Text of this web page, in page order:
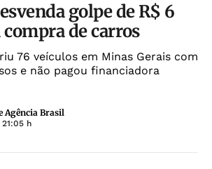
golpe de R$ 6
de carros
76 veículos em Minas Gerais com
e não pagou financiadora
Agência Brasil
h